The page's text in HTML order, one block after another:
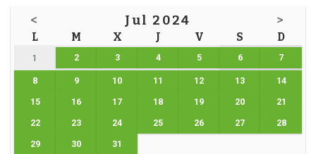
< Jul 2024 >
L M X J V S D
1 2 3 4 5 6 7
8 9 10 11 12 13 14
15 16 17 18 19 20 21
22 23 24 25 26 27 28
29 30 31